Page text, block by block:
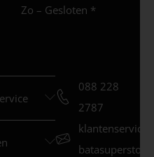
Zo – Gesloten *
088 228
2787